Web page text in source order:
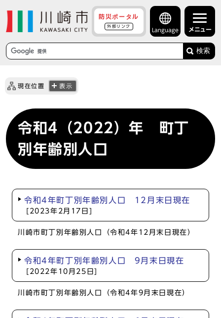
防災ポータル
外部リンク
Language メニュー
検索
現在位置 表示
令和4（2022）年 町丁
別年齢別人口
令和4年町丁別年齢別人口 12月末日現在
[2023年2月17日]
川崎市町丁別年齢別人口（令和4年12月末日現在）
令和4年町丁別年齢別人口 9月末日現在
[2022年10月25日]
川崎市町丁別年齢別人口（令和4年9月末日現在）